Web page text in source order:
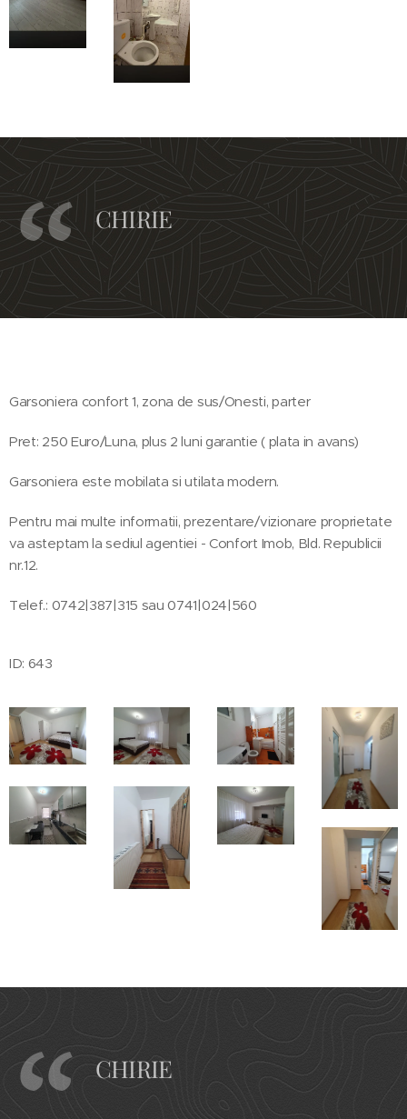
CHIRIE
Garsoniera confort 1, zona de sus/Onesti, parter
Pret: 250 Euro/Luna, plus 2 luni garantie ( plata in avans)
Garsoniera este mobilata si utilata modern.
Pentru mai multe informatii, prezentare/vizionare proprietate
va asteptam la sediul agentiei - Confort Imob, Bld. Republicii
nr.12.
Telef.: 0742|387|315 sau 0741|024|560
ID: 643
CHIRIE